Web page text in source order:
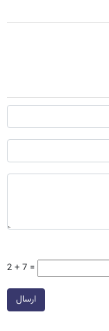
2 + 7 =
ارسال